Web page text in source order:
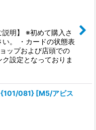
説明】 ※初めて購入さ
。 ・カードの状態表
ップおよび店頭での
設定となっておりま
{101/081} [M5/アビス